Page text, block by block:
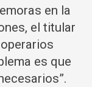
en la
el titular
es que